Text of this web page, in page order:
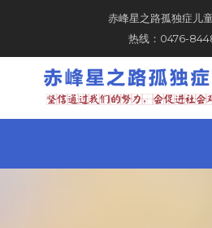
赤峰星之路孤独症儿
热线：0476-